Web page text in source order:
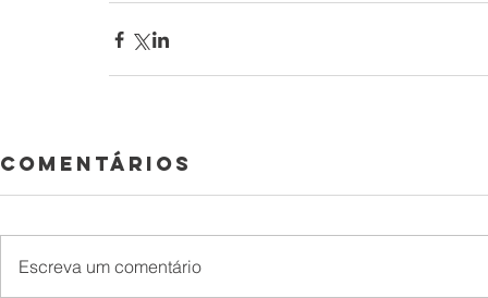
Comentários
Escreva um comentário